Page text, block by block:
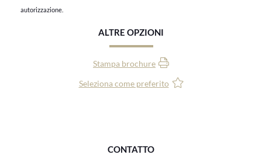
autorizzazione.
ALTRE OPZIONI
Stampa brochure
Seleziona come preferito
CONTATTO